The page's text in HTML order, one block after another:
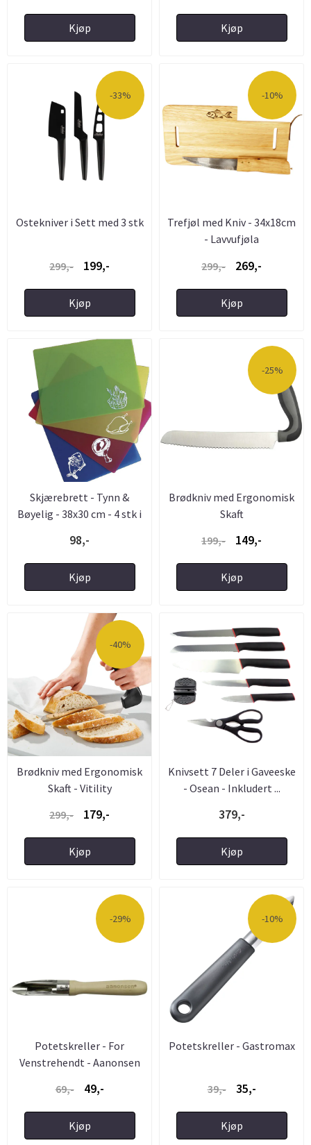
Kjøp Kjøp
-33%
Ostekniver i Sett med 3 stk
299,- 199,-
Kjøp
-10%
Trefjøl med Kniv - 34x18cm
- Lavvufjøla
299,-
269,-
Kjøp
Skjærebrett - Tynn &
Bøyelig - 38x30 cm - 4 stk i
98,-
Kjøp
-25%
Brødkniv med Ergonomisk
Skaft
199,-
149,-
Kjøp
-40%
Brødkniv med Ergonomisk
Skaft - Vitility
299,-
179,-
Kjøp
Knivsett 7 Deler i Gaveeske
- Osean - Inkludert ...
379,-
Kjøp
-29%
Potetskreller - For
Venstrehendt - Aanonsen
69,-
49,-
Kjøp
-10%
Potetskreller - Gastromax
39,- 35,-
Kjøp